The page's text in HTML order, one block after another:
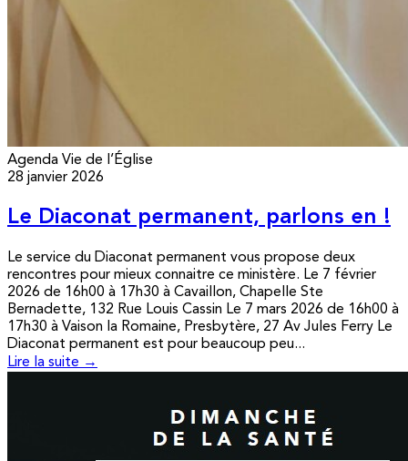
Agenda Vie de l’Église
28 janvier 2026
Le Diaconat permanent, parlons en !
Le service du Diaconat permanent vous propose deux
rencontres pour mieux connaitre ce ministère. Le 7 février
2026 de 16h00 à 17h30 à Cavaillon, Chapelle Ste
Bernadette, 132 Rue Louis Cassin Le 7 mars 2026 de 16h00 à
17h30 à Vaison la Romaine, Presbytère, 27 Av Jules Ferry Le
Diaconat permanent est pour beaucoup peu...
Lire la suite →